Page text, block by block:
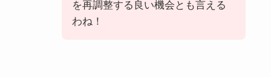
を再調整する良い機会とも言える
わね！